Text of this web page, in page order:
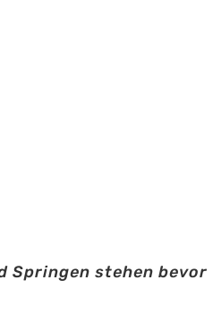
Springen stehen bevor